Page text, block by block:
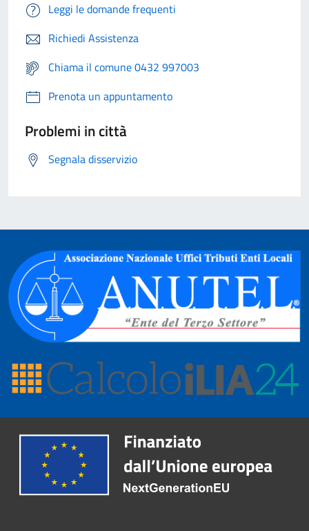
Leggi le domande frequenti
Richiedi Assistenza
Chiama il comune 0432 997003
Prenota un appuntamento
Problemi in città
Segnala disservizio